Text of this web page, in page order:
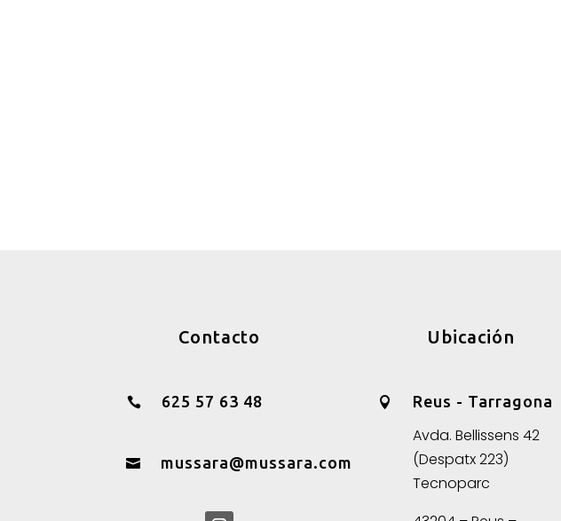
Contacto
 625 57 63 48
 mussara@mussara.com
Ubicación
 Reus - Tarragona
Avda. Bellissens 42
(Despatx 223)
Tecnoparc